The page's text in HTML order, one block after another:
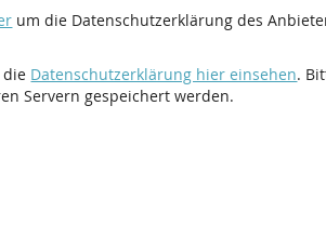
um die Datenschutzerklärung des
die Datenschutzerklärung hier einsehen.
Servern gespeichert werden.